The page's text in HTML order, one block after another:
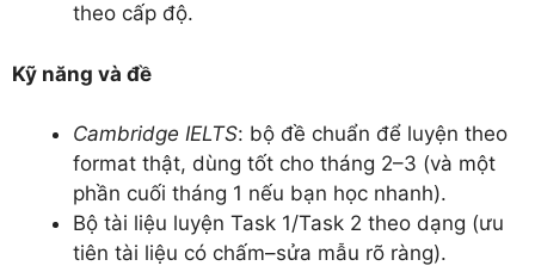
theo cấp độ.
Kỹ năng và đề
Cambridge IELTS: bộ đề chuẩn để luyện theo
format thật, dùng tốt cho tháng 2–3 (và một
phần cuối tháng 1 nếu bạn học nhanh).
Bộ tài liệu luyện Task 1/Task 2 theo dạng (ưu
tiên tài liệu có chấm–sửa mẫu rõ ràng).